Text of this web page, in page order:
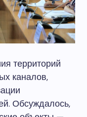
территорий
каналов,
Обсуждалось,